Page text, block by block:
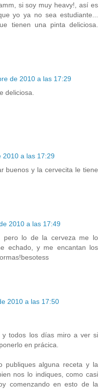
si soy muy heavy!, así es
yo ya no sea estudiante...
tienen una pinta deliciosa.
de 2010 a las 17:29
deliciosa.
2010 a las 17:29
buenos y la cervecita le tiene
2010 a las 17:49
pero lo de la cerveza me lo
echado, y me encantan los
2010 a las 17:50
y todos los días miro a ver si
en prácica.
publiques alguna receta y la
nos lo indiques, como casi
comenzando en esto de la